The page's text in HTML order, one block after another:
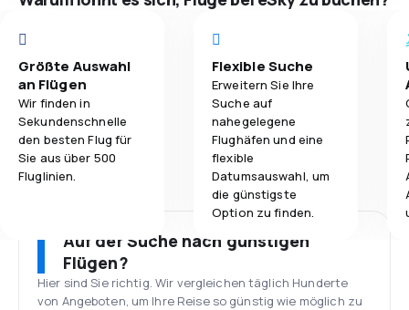
Größte Auswahl
an Flügen
Wir finden in
Sekundenschnelle
den besten Flug für
Sie aus über 500
Fluglinien.
Flexible Suche
Erweitern Sie Ihre
Suche auf
nahegelegene
Flughäfen und eine
flexible
Datumsauswahl, um
die günstigste
Option zu finden.
Auf der Suche nach günstigen
Flügen?
Hier sind Sie richtig. Wir vergleichen täglich Hunderte
von Angeboten, um Ihre Reise so günstig wie möglich zu